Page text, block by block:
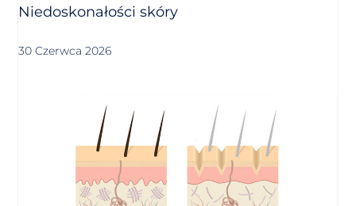
Niedoskonałości skóry
30 Czerwca 2026